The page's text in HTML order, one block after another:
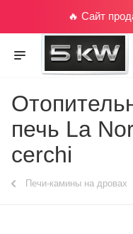
🔥 Сайт
печь La
cerchi
Печи-камины на дровах